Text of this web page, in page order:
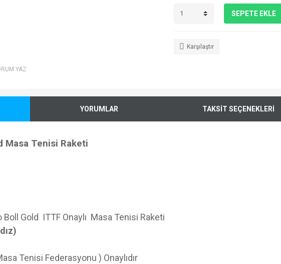
YAZ
SEPETE EKLE
Karşılaştır
YORUMLAR TAKSİT SEÇENEKLERİ
Masa Tenisi Raketi
Boll Gold ITTF Onaylı Masa Tenisi Raketi
Tenisi Federasyonu ) Onaylıdır